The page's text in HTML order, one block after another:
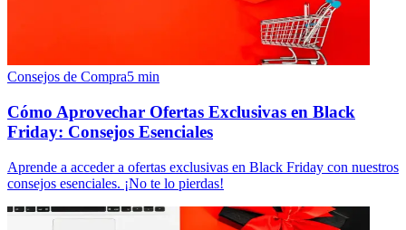
Consejos de Compra5 min
Cómo Aprovechar Ofertas Exclusivas en Black
Friday: Consejos Esenciales
Aprende a acceder a ofertas exclusivas en Black Friday con nuestros
consejos esenciales. ¡No te lo pierdas!